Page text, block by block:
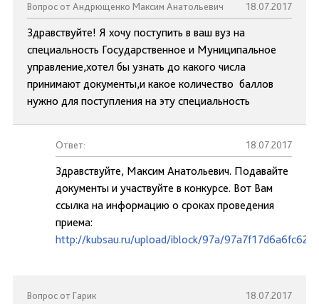
Вопрос от Андрющенко Максим Анатольевич 18.07.2017
Здравствуйте! Я хочу поступить в ваш вуз на
специальность Государственное и Муниципальное
управление,хотел бы узнать до какого числа
принимают документы,и какое количество баллов
нужно для поступления на эту специальность
Ответ: 18.07.2017
Здравствуйте, Максим Анатольевич. Подавайте
документы и участвуйте в конкурсе. Вот Вам
ссылка на информацию о сроках проведения
приема:
http://kubsau.ru/upload/iblock/97a/
Вопрос от Гарик 18.07.2017